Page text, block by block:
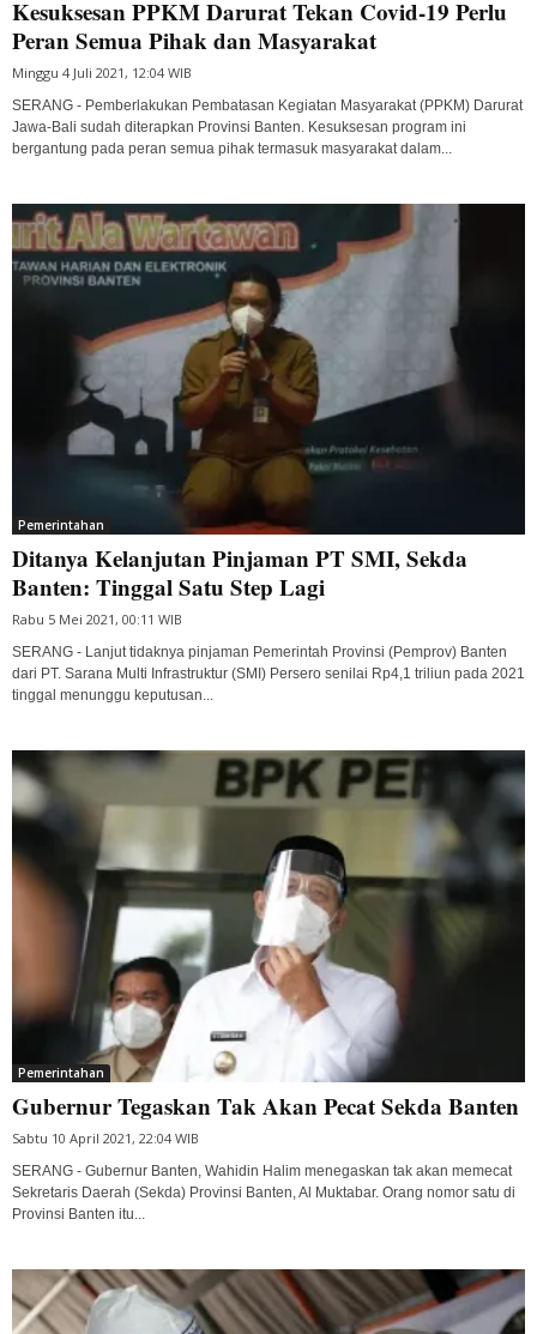
Kesuksesan PPKM Darurat Tekan Covid-19 Perlu
Peran Semua Pihak dan Masyarakat
Minggu 4 Juli 2021, 12:04 WIB
SERANG - Pemberlakukan Pembatasan Kegiatan Masyarakat (PPKM) Darurat
Jawa-Bali sudah diterapkan Provinsi Banten. Kesuksesan program ini
bergantung pada peran semua pihak termasuk masyarakat dalam...
Pemerintahan
Ditanya Kelanjutan Pinjaman PT SMI, Sekda
Banten: Tinggal Satu Step Lagi
Rabu 5 Mei 2021, 00:11 WIB
SERANG - Lanjut tidaknya pinjaman Pemerintah Provinsi (Pemprov) Banten
dari PT. Sarana Multi Infrastruktur (SMI) Persero senilai Rp4,1 triliun pada 2021
tinggal menunggu keputusan...
Pemerintahan
Gubernur Tegaskan Tak Akan Pecat Sekda Banten
Sabtu 10 April 2021, 22:04 WIB
SERANG - Gubernur Banten, Wahidin Halim menegaskan tak akan memecat
Sekretaris Daerah (Sekda) Provinsi Banten, Al Muktabar. Orang nomor satu di
Provinsi Banten itu...